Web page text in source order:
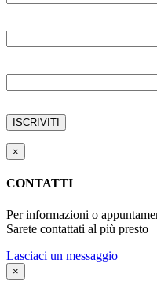
×
CONTATTI
Per informazioni o
Sarete contattati al più presto
Lasciaci un messaggio
×